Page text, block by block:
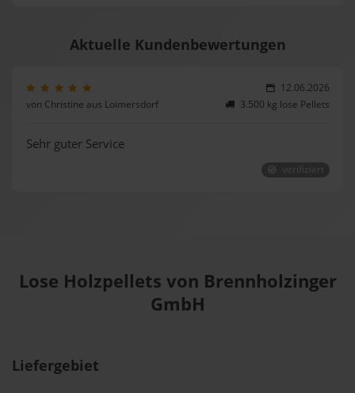
Aktuelle Kundenbewertungen
12.06.2026
von Christine aus Loimersdorf
3.500 kg lose Pellets
Sehr guter Service
verifiziert
Lose Holzpellets von Brennholzinger
GmbH
Liefergebiet